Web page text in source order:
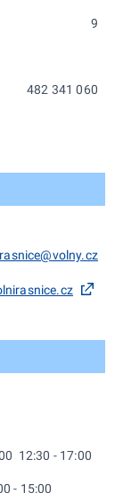
9
482 341 060
12:30 - 17:00
- 15:00